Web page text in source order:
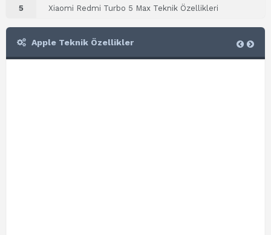
5 Xiaomi Redmi Turbo 5 Max Teknik Özellikleri
Apple Teknik Özellikler